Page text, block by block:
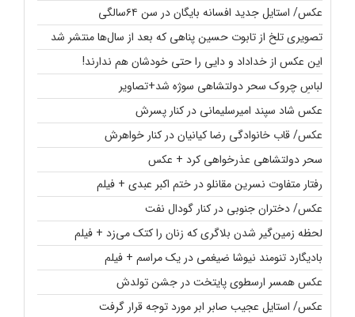
عکس/ استایل جدید افسانه بایگان در سن ۶۴سالگی
تصویری تلخ از تابوت حسین پناهی که بعد از سال‌ها منتشر شد
این عکس از خداداد و دایی را حتی خودشان هم ندارند!
لباسِ چروک سحر دولتشاهی سوژه شد+تصاویر
عکس شاد سپند امیرسلیمانی در کنار پسرش
عکس/ قاب خانوادگی رضا کیانیان در کنار خواهرش
سحر دولتشاهی عذرخواهی کرد + عکس
رفتار متفاوت نسرین مقانلو در ختم اکبر عبدی + فیلم
عکس/ دختران جنوبی در کنار گودال نفت
لحظه زمین‌گیر شدن بلاگری که زنان را کتک می‌زد + فیلم
بادیگارد تنومند نیوشا ضیغمی در یک مراسم + فیلم
عکس همسر ارسطوی پایتخت در جشن تولدش
عکس/ استایل عجیب صابر ابر مورد توجه قرار گرفت